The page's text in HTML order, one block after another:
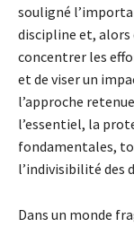
souligné
discipline et, alors
concentrer les
et de viser un
l’approche
l’essentiel, la
fondamentales,
l’indivisibilité des
Dans un monde